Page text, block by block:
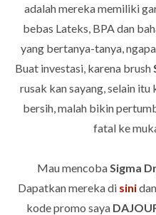
adalah mereka memiliki
bebas Lateks, BPA dan
yang bertanya-tanya,
Buat investasi, karena brush
rusak kan sayang, selain
bersih, malah bikin
fatal ke
Mau mencobaSigma
Dapatkan mereka di sini
kode promo saya